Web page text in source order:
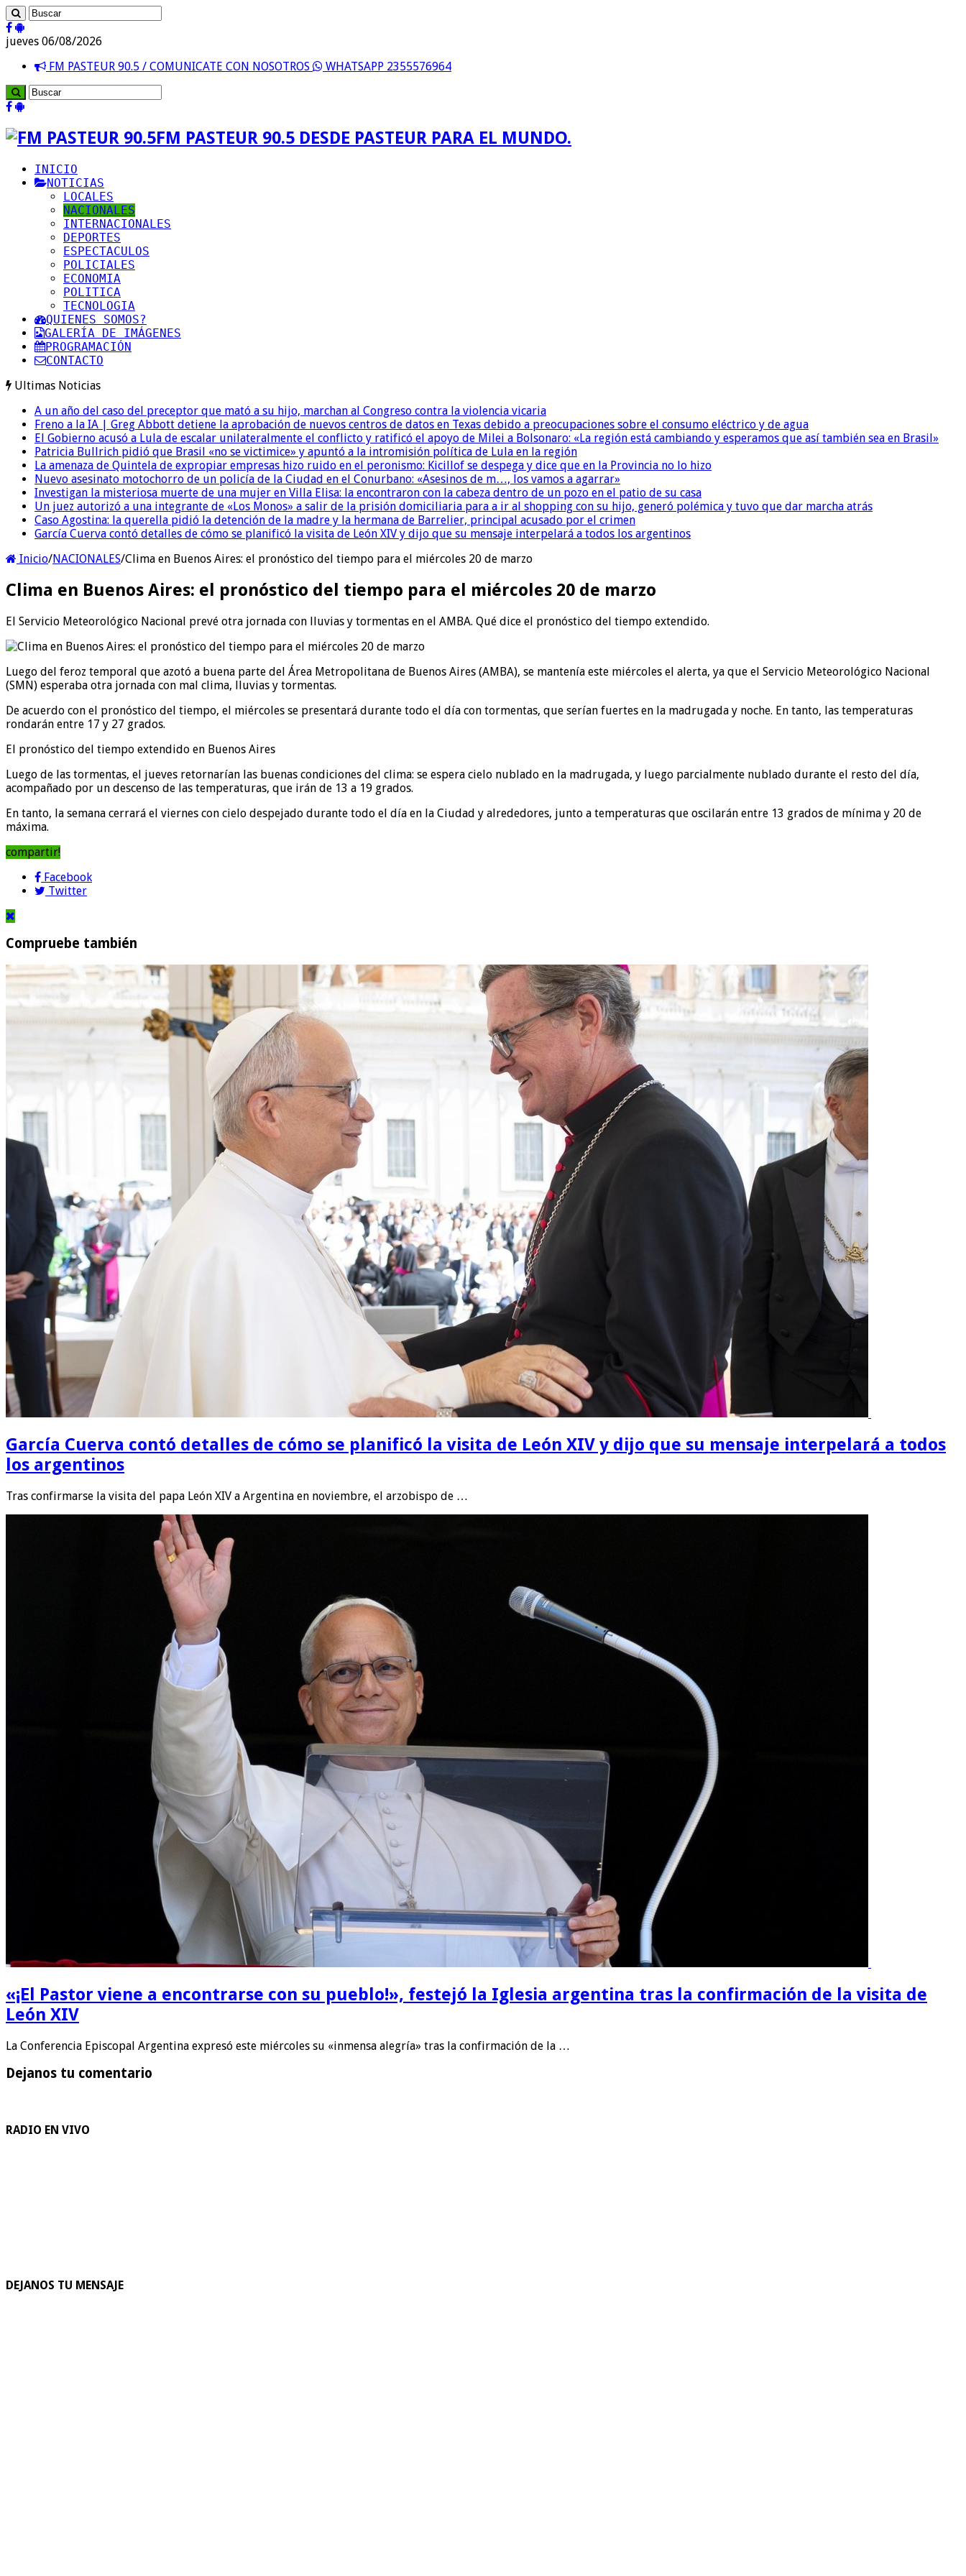
jueves 06/08/2026
FM PASTEUR 90.5 / COMUNICATE CON NOSOTROS
WHATSAPP 2355576964
FM PASTEUR 90.5 DESDE PASTEUR PARA EL MUNDO.
INICIO
NOTICIAS
LOCALES
NACIONALES
INTERNACIONALES
DEPORTES
ESPECTACULOS
POLICIALES
ECONOMIA
POLITICA
TECNOLOGIA
QUIENES SOMOS?
GALERÍA DE IMÁGENES
PROGRAMACIÓN
CONTACTO
Ultimas Noticias
A un año del caso del preceptor que mató a su hijo, marchan al Congreso contra la violencia vicaria
Freno a la IA | Greg Abbott detiene la aprobación de nuevos centros de datos en Texas debido a preocupaciones sobre el consumo eléctrico y de agua
El Gobierno acusó a Lula de escalar unilateralmente el conflicto y ratificó el apoyo de Milei a Bolsonaro: «La región está cambiando y esperamos que así también sea en Brasil»
Patricia Bullrich pidió que Brasil «no se victimice» y apuntó a la intromisión política de Lula en la región
La amenaza de Quintela de expropiar empresas hizo ruido en el peronismo: Kicillof se despega y dice que en la Provincia no lo hizo
Nuevo asesinato motochorro de un policía de la Ciudad en el Conurbano: «Asesinos de m…, los vamos a agarrar»
Investigan la misteriosa muerte de una mujer en Villa Elisa: la encontraron con la cabeza dentro de un pozo en el patio de su casa
Un juez autorizó a una integrante de «Los Monos» a salir de la prisión domiciliaria para a ir al shopping con su hijo, generó polémica y tuvo que dar marcha atrás
Caso Agostina: la querella pidió la detención de la madre y la hermana de Barrelier, principal acusado por el crimen
García Cuerva contó detalles de cómo se planificó la visita de León XIV y dijo que su mensaje interpelará a todos los argentinos
Inicio/NACIONALES/Clima en Buenos Aires: el pronóstico del tiempo para el miércoles 20 de marzo
Clima en Buenos Aires: el pronóstico del tiempo para el miércoles 20 de marzo
El Servicio Meteorológico Nacional prevé otra jornada con lluvias y tormentas en el AMBA. Qué dice el pronóstico del tiempo extendido.
Luego del feroz temporal que azotó a buena parte del Área Metropolitana de Buenos Aires (AMBA), se mantenía este miércoles el alerta, ya que el Servicio Meteorológico Nacional
(SMN) esperaba otra jornada con mal clima, lluvias y tormentas.
De acuerdo con el pronóstico del tiempo, el miércoles se presentará durante todo el día con tormentas, que serían fuertes en la madrugada y noche. En tanto, las temperaturas
rondarán entre 17 y 27 grados.
El pronóstico del tiempo extendido en Buenos Aires
Luego de las tormentas, el jueves retornarían las buenas condiciones del clima: se espera cielo nublado en la madrugada, y luego parcialmente nublado durante el resto del día,
acompañado por un descenso de las temperaturas, que irán de 13 a 19 grados.
En tanto, la semana cerrará el viernes con cielo despejado durante todo el día en la Ciudad y alrededores, junto a temperaturas que oscilarán entre 13 grados de mínima y 20 de
máxima.
compartir!
Facebook
Twitter
Compruebe también
García Cuerva contó detalles de cómo se planificó la visita de León XIV y dijo que su mensaje interpelará a todos
los argentinos
Tras confirmarse la visita del papa León XIV a Argentina en noviembre, el arzobispo de …
«¡El Pastor viene a encontrarse con su pueblo!», festejó la Iglesia argentina tras la confirmación de la visita de
León XIV
La Conferencia Episcopal Argentina expresó este miércoles su «inmensa alegría» tras la confirmación de la …
Dejanos tu comentario
RADIO EN VIVO
DEJANOS TU MENSAJE